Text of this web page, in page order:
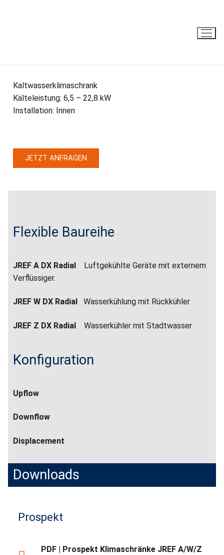
Kaltwasserklimaschrank
Kälteleistung: 6,5 – 22,8 kW
Installation: Innen
JETZT ANFRAGEN
Flexible Baureihe
JREF A DX Radial Luftgekühlte Geräte mit externem
Verflüssiger.
JREF W DX Radial Wasserkühlung mit Rückkühler
JREF Z DX Radial Wasserkühler mit Stadtwasser
Konfiguration
Upflow
Downflow
Displacement
Downloads
Prospekt
PDF | Prospekt Klimaschränke JREF A/W/Z